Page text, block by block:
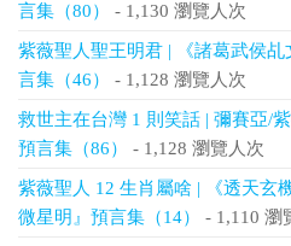
言集（80）
- 1,130 瀏覽人次
紫薇聖人聖王明君 | 《諸葛武侯
言集（46）
- 1,128 瀏覽人次
救世主在台灣 1 則笑話 | 彌賽亞/
預言集（86）
- 1,128 瀏覽人次
紫薇聖人 12 生肖屬啥 | 《透天玄
微星明』預言集（14）
- 1,110 瀏